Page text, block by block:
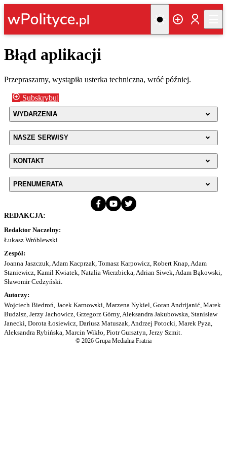
Błąd aplikacji
Przepraszamy, wystąpiła usterka techniczna, wróć później.
Subskrybuj
WYDARZENIA
NASZE SERWISY
KONTAKT
PRENUMERATA
REDAKCJA:
Redaktor Naczelny:
Łukasz Wróblewski
Zespół:
Joanna Jaszczuk, Adam Kacprzak, Tomasz Karpowicz, Robert Knap, Adam
Staniewicz, Kamil Kwiatek, Natalia Wierzbicka, Adrian Siwek, Adam Bąkowski,
Sławomir Cedzyński.
Autorzy:
Wojciech Biedroń, Jacek Karnowski, Marzena Nykiel, Goran Andrijanić, Marek
Budzisz, Jerzy Jachowicz, Grzegorz Górny, Aleksandra Jakubowska, Stanisław
Janecki, Dorota Łosiewicz, Dariusz Matuszak, Andrzej Potocki, Marek Pyza,
Aleksandra Rybińska, Marcin Wikło, Piotr Gursztyn, Jerzy Szmit.
© 2026 Grupa Medialna Fratria